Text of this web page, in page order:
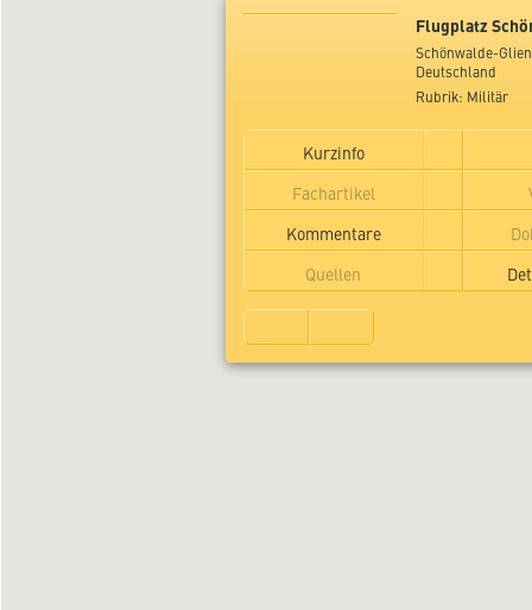
Flugplatz
Schönwalde-
Deutschland
Rubrik: Militär
Kurzinfo
Fachartikel
Kommentare
Quellen